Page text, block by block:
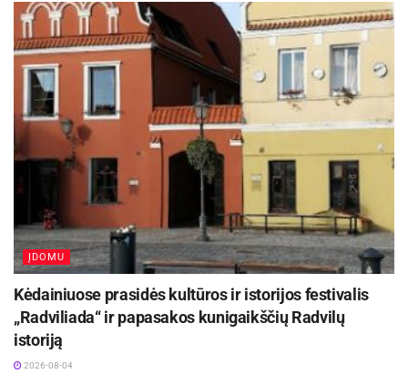
ĮDOMU
Kėdainiuose prasidės kultūros ir istorijos festivalis
„Radviliada“ ir papasakos kunigaikščių Radvilų
istoriją
2026-08-04